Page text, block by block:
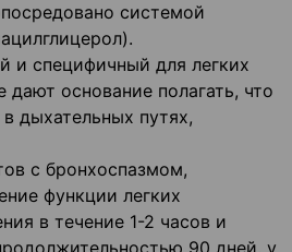
системой
и специфичный для легких
основание полагать, что
дыхательных путях,
с бронхоспазмом,
функции легких
в течение 1-2 часов и
90 дней, у